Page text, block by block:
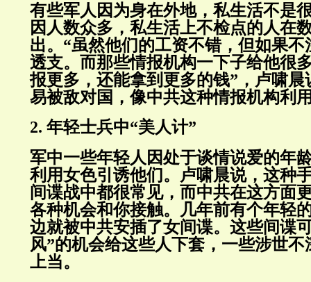
有些军人因为身在外地，私生活不是
因人数众多，私生活上不检点的人在
出。“虽然他们的工资不错，但如果
透支。而那些情报机构一下子给他很
报更多，还能拿到更多的钱”，卢啸晨
易被敌对国，像中共这种情报机构利
2. 年轻士兵中“美人计”
军中一些年轻人因处于谈情说爱的年
利用女色引诱他们。卢啸晨说，这种
间谍战中都很常见，而中共在这方面
各种机会和你接触。几年前有个年轻
边就被中共安插了女间谍。这些间谍
风”的机会给这些人下套，一些涉世
上当。